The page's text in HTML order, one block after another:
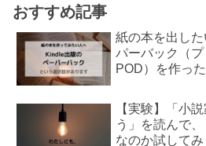
おすすめ記事
紙の本を出し
パーバック（プ
POD）を作っ
【実験】「小
う」を読んで
なのか試して